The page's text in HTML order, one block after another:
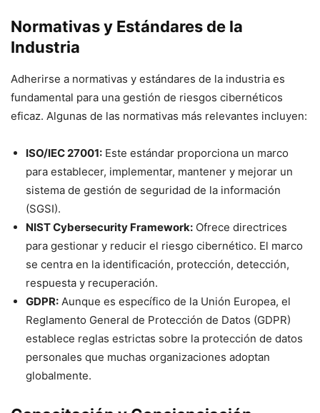
Normativas y Estándares de la
Industria
Adherirse a normativas y estándares de la industria es
fundamental para una gestión de riesgos cibernéticos
eficaz. Algunas de las normativas más relevantes incluyen:
ISO/IEC 27001: Este estándar proporciona un marco
para establecer, implementar, mantener y mejorar un
sistema de gestión de seguridad de la información
(SGSI).
NIST Cybersecurity Framework: Ofrece directrices
para gestionar y reducir el riesgo cibernético. El marco
se centra en la identificación, protección, detección,
respuesta y recuperación.
GDPR: Aunque es específico de la Unión Europea, el
Reglamento General de Protección de Datos (GDPR)
establece reglas estrictas sobre la protección de datos
personales que muchas organizaciones adoptan
globalmente.